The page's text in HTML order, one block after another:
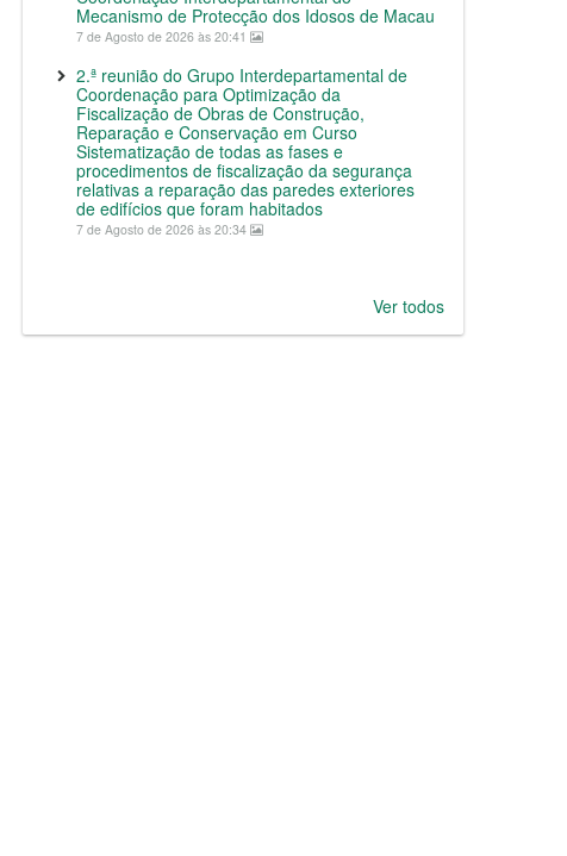
Mecanismo de Protecção dos Idosos de Macau
7 de Agosto de 2026 às 20:41
2.ª reunião do Grupo Interdepartamental de
Coordenação para Optimização da
Fiscalização de Obras de Construção,
Reparação e Conservação em Curso
Sistematização de todas as fases e
procedimentos de fiscalização da segurança
relativas a reparação das paredes exteriores
de edifícios que foram habitados
7 de Agosto de 2026 às 20:34
Ver todos